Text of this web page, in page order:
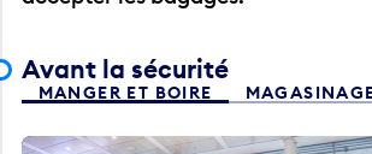
MANGER ET BOIRE